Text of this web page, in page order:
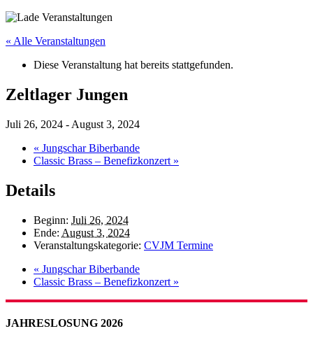
« Alle Veranstaltungen
Diese Veranstaltung hat bereits stattgefunden.
Zeltlager Jungen
Juli 26, 2024 - August 3, 2024
« Jungschar Biberbande
Classic Brass – Benefizkonzert »
Details
Beginn: Juli 26, 2024
Ende: August 3, 2024
Veranstaltungskategorie: CVJM Termine
« Jungschar Biberbande
Classic Brass – Benefizkonzert »
JAHRESLOSUNG 2026